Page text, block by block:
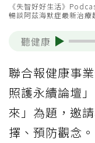
《失智好好生活》
暢談阿茲海默症最新治療
聽健康
聯合報健康事
照護永續論壇
來」為題，邀
擇、預防觀念